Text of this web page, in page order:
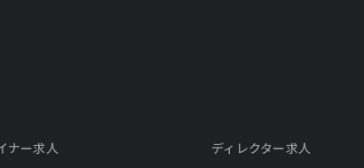
ナー求人 ディレクター求人